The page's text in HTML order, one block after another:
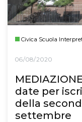
Civica Scuola
06/08/2020
date per
della
settembre